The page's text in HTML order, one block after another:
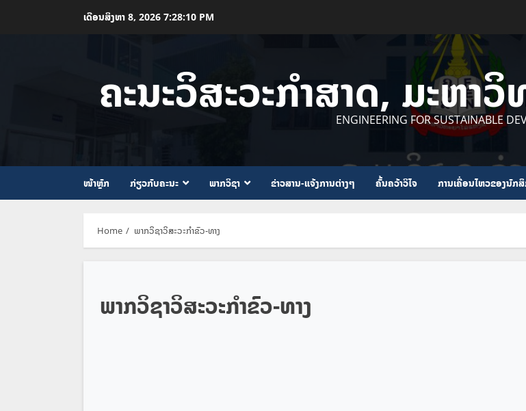
ເດືອນສິງຫາ 8, 2026 7:28:10 PM
ຄະນະວິສະວະກຳສາດ, ມະຫາ
ENGINEERING FOR SUSTAINABLE
ໜ້າຫຼັກ ກ່ຽວກັບຄະນະ ພາກວິຊາ ຂ່າວສານ-ແຈ້ງການຕ່າງໆ ຄົ້ນຄວ້າວິໄຈ ການເຄື່ອນໄຫວຂອງນັກ
Home ພາກວິຊາວິສະວະກຳຂົວ-ທາງ
ພາກວິຊາວິສະວະກຳຂົວ-ທາງ